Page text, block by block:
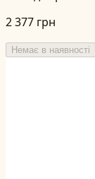
2 377 грн
Немає в наявності